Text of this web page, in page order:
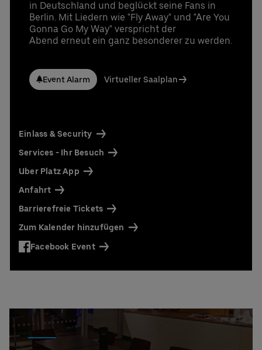
in Deutschland und beglückt seine Fans in
Berlin. Mit Liedern wie "Fly Away" und "Are You
Gonna Go My Way" verspricht der
Abend erneut ein ganz besonderer zu werden.
Event Alarm Virtueller Saalplan
Einlass & Security
Services - Ihr Besuch
Uber Platz App
Anfahrt
Barrierefreie Tickets
Zum Kalender hinzufügen
Facebook Event
UBER RIDE Rabattcode für Fahrten von und zur
Uber Arena in Berlin
Ansprechpartner:
E-Mail